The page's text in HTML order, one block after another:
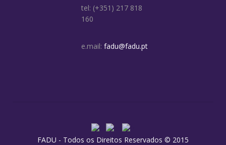
tel: (+351) 217 818
160
e.mail: fadu@fadu.pt
FADU - Todos os Direitos Reservados © 2015